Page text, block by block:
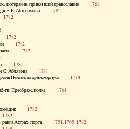
лютеранин, принявший православие 1768
Н.Е. Аблесимова 1782
1782
1782
1782
1782
1782
С. Аблязова 1781
Пензен. дворян. корпуса 1774
гв. Преображ. полка 1768
помещик 1782
1782
ранга Астрах. порта 1751, 1765, 1782